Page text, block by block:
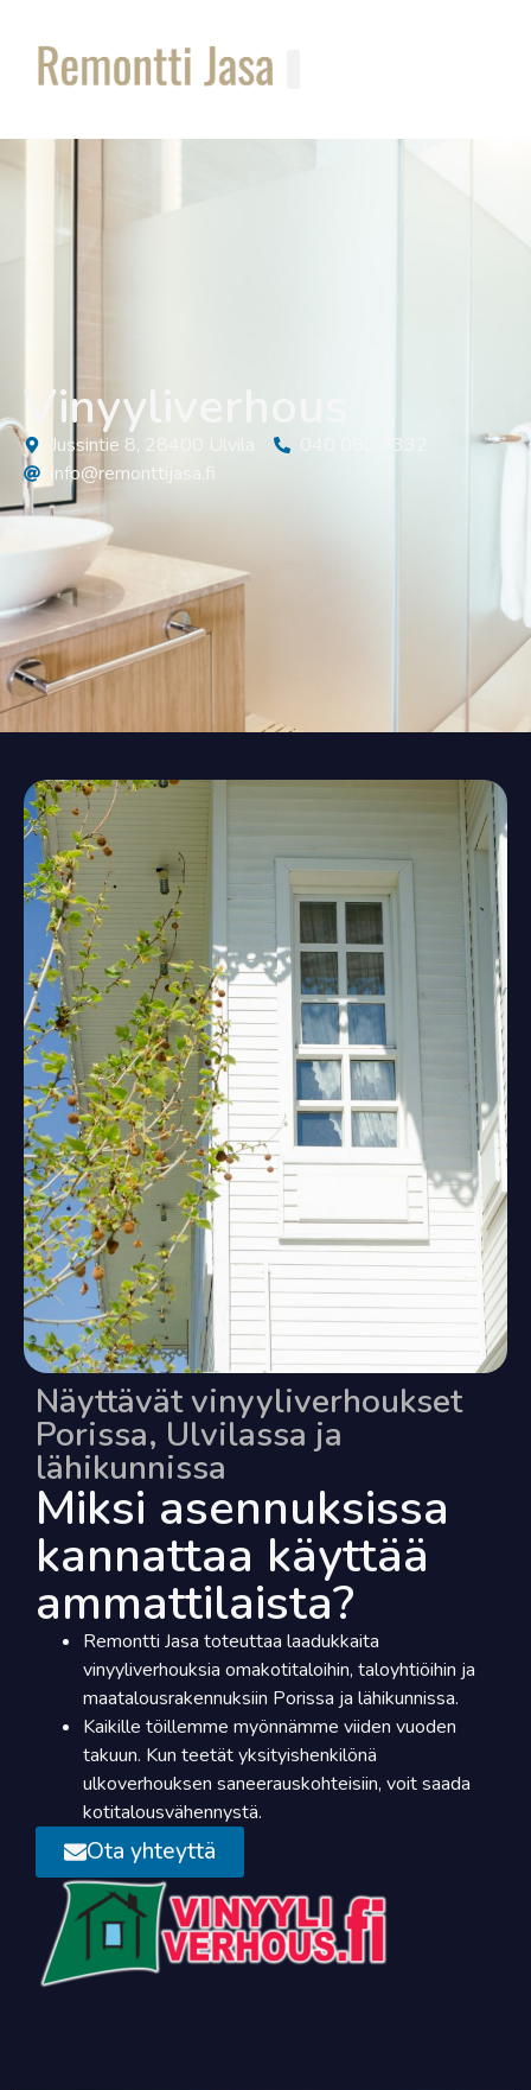
Vinyyliverhous
Jussintie 8, 28400 Ulvila
040 080 7332
info@remonttijasa.fi
Näyttävät vinyyliverhoukset
Porissa, Ulvilassa ja
lähikunnissa
Miksi asennuksissa
kannattaa käyttää
ammattilaista?
Remontti Jasa toteuttaa laadukkaita
vinyyliverhouksia omakotitaloihin, taloyhtiöihin ja
maatalousrakennuksiin Porissa ja lähikunnissa.
Kaikille töillemme myönnämme viiden vuoden
takuun. Kun teetät yksityishenkilönä
ulkoverhouksen saneerauskohteisiin, voit saada
kotitalousvähennystä.
Ota yhteyttä